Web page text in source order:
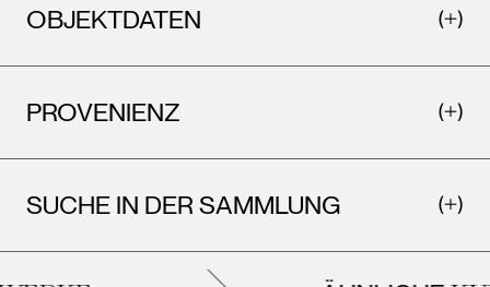
OBJEKTDATEN
PROVENIENZ
SUCHE IN DER SAMMLUNG